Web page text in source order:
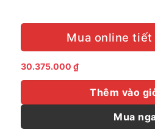
Mua online tiết
30.375.000 ₫
Thêm vào
Mua